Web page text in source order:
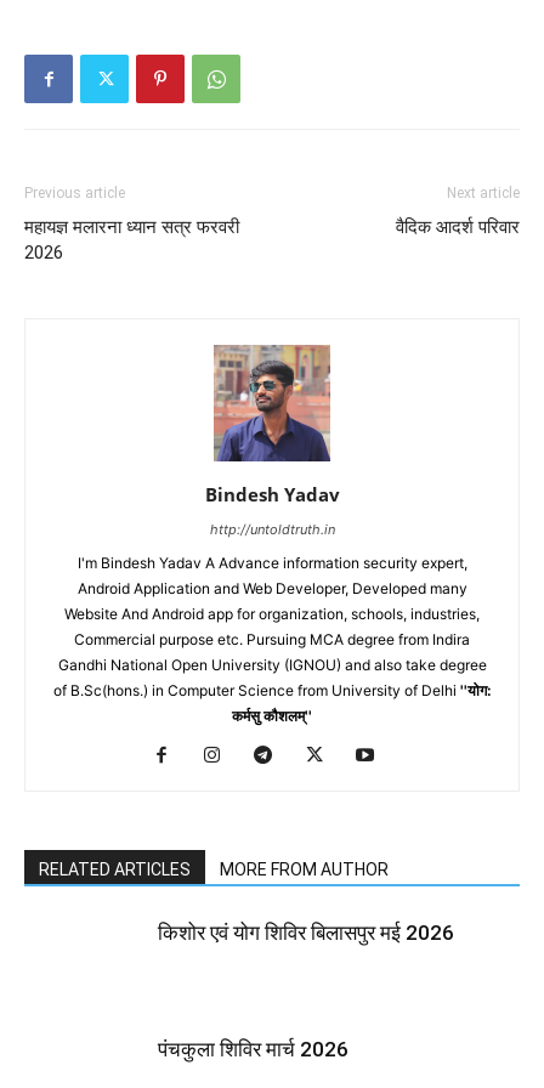
Previous article
महायज्ञ मलारना ध्यान सत्र फरवरी
2026
Next article
वैदिक आदर्श परिवार
Bindesh Yadav
http://untoldtruth.in
I'm Bindesh Yadav A Advance information security expert,
Android Application and Web Developer, Developed many
Website And Android app for organization, schools, industries,
Commercial purpose etc. Pursuing MCA degree from Indira
Gandhi National Open University (IGNOU) and also take degree
of B.Sc(hons.) in Computer Science from University of Delhi ''योग:
कर्मसु कौशलम्''
RELATED ARTICLES MORE FROM AUTHOR
किशोर एवं योग शिविर बिलासपुर मई 2026
पंचकुला शिविर मार्च 2026